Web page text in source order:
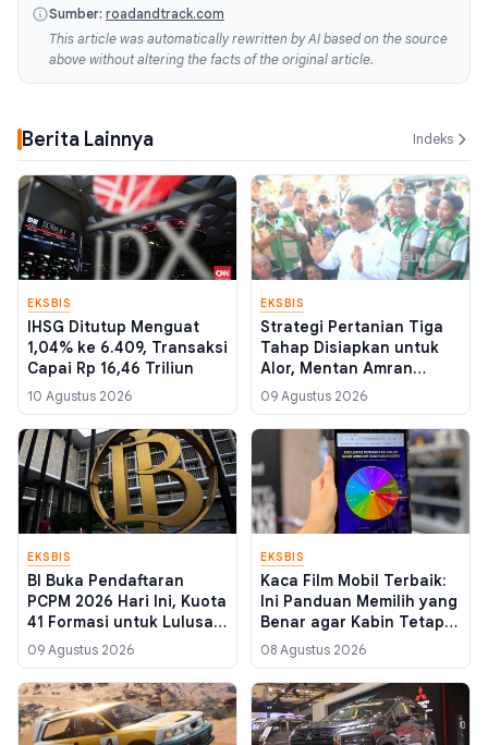
Sumber: roadandtrack.com
This article was automatically rewritten by AI based on the source
above without altering the facts of the original article.
Berita Lainnya Indeks
EKSBIS
IHSG Ditutup Menguat
1,04% ke 6.409, Transaksi
Capai Rp 16,46 Triliun
10 Agustus 2026
EKSBIS
Strategi Pertanian Tiga
Tahap Disiapkan untuk
Alor, Mentan Amran
Targetkan Tekan Angka
Kemiskinan dari Sektor
Pangan
09 Agustus 2026
EKSBIS
BI Buka Pendaftaran
PCPM 2026 Hari Ini, Kuota
41 Formasi untuk Lulusan
S1 dan S2
09 Agustus 2026
EKSBIS
Kaca Film Mobil Terbaik:
Ini Panduan Memilih yang
Benar agar Kabin Tetap
Adem
08 Agustus 2026